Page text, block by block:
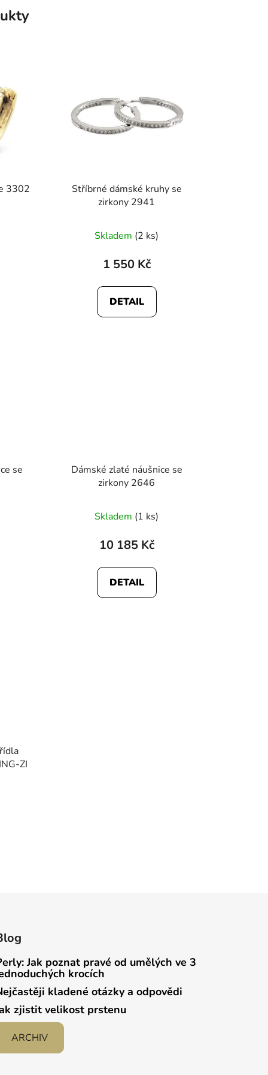
3302
Stříbrné dámské kruhy se
zirkony 2941
Skladem (2 ks)
1 550 Kč
DETAIL
se
Dámské zlaté náušnice se
zirkony 2646
Skladem (1 ks)
10 185 Kč
DETAIL
ZI
Jak poznat pravé od umělých ve 3
krocích
kladené otázky a odpovědi
zjistit velikost prstenu
ARCHIV